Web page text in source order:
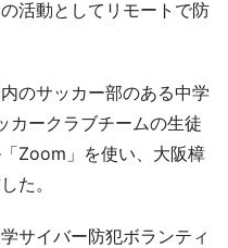
活動としてリモートで防
のサッカー部のある中学
カークラブチームの生徒
Zoom」を使い、大阪樟
た。
サイバー防犯ボランティ